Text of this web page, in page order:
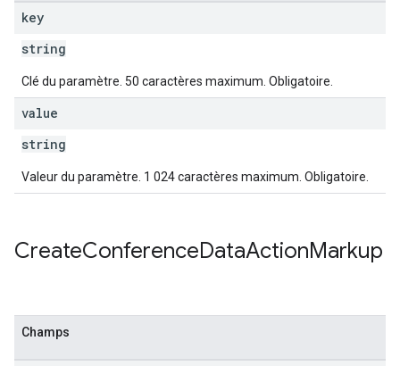
key
string
Clé du paramètre. 50 caractères maximum. Obligatoire.
value
string
Valeur du paramètre. 1 024 caractères maximum. Obligatoire.
CreateConferenceDataActionMarkup
Champs